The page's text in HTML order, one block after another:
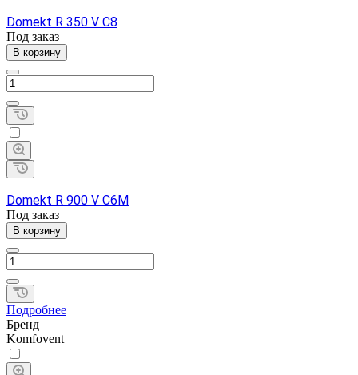
Domekt R 350 V C8
Под заказ
В корзину
Domekt R 900 V C6M
Под заказ
В корзину
Подробнее
Бренд
Komfovent